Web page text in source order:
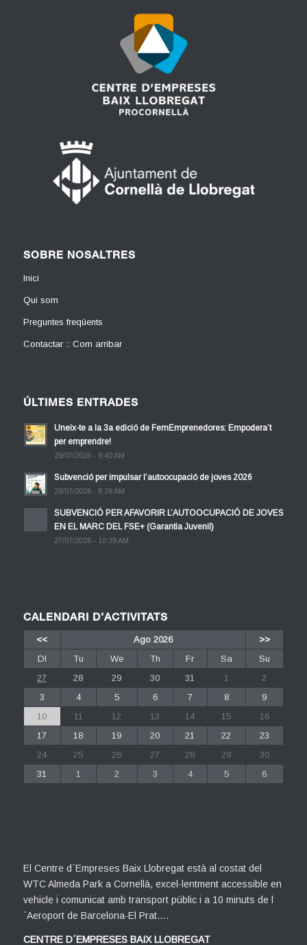
SOBRE NOSALTRES
Inici
Qui som
Preguntes freqüents
Contactar :: Com arribar
ÚLTIMES ENTRADES
Uneix-te a la 3a edició de FemEmprenedores: Empodera’t
per emprendre!
29/07/2026 - 8:40 AM
Subvenció per impulsar l’autoocupació de joves 2026
28/07/2026 - 8:29 AM
SUBVENCIÓ PER AFAVORIR L’AUTOOCUPACIÓ DE JOVES
EN EL MARC DEL FSE+ (Garantia Juvenil)
27/07/2026 - 10:39 AM
CALENDARI D’ACTIVITATS
<< Ago 2026
>>
Dl
Tu We Th Fr Sa
Su
27
28 29 30 31 1
2
3
4 5 6 7 8
9
10
11 12 13 14 15
16
17
18 19 20 21 22
23
24
25 26 27 28 29
30
31
1 2 3 4 5 6
El Centre d´Empreses Baix Llobregat està al costat del
WTC Almeda Park a Cornellà, excel·lentment accessible en
vehicle i comunicat amb transport públic i a 10 minuts de l
´Aeroport de Barcelona-El Prat….
CENTRE D´EMPRESES BAIX LLOBREGAT